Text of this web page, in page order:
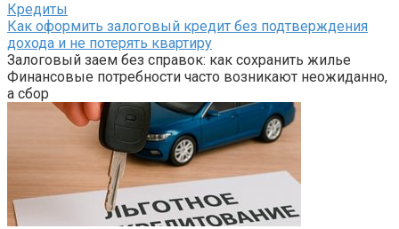
Кредиты
Как оформить залоговый кредит без подтверждения
дохода и не потерять квартиру
Залоговый заем без справок: как сохранить жилье
Финансовые потребности часто возникают неожиданно,
а сбор